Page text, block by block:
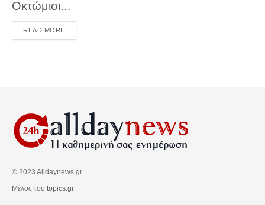
Οκτώμισι...
READ MOREDETAILS
© 2023 Alldaynews.gr
Μέλος του topics.gr